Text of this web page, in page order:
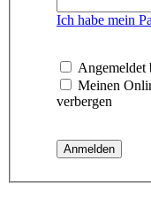
Ich habe mein
Angemeldet
Meinen
verbergen